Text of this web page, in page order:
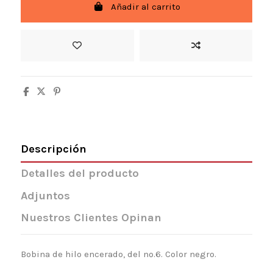
Añadir al carrito
Descripción
Detalles del producto
Adjuntos
Nuestros Clientes Opinan
Bobina de hilo encerado, del nº.6. Color negro.